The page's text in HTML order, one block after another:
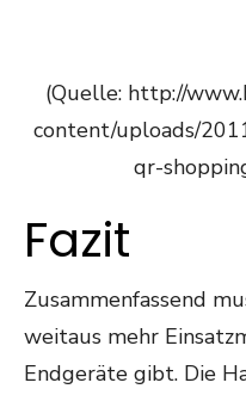
(Quelle: http://
content/uploads/
qr-
Fazit
Zusammenfassend
weitaus mehr
Endgeräte gibt. Die